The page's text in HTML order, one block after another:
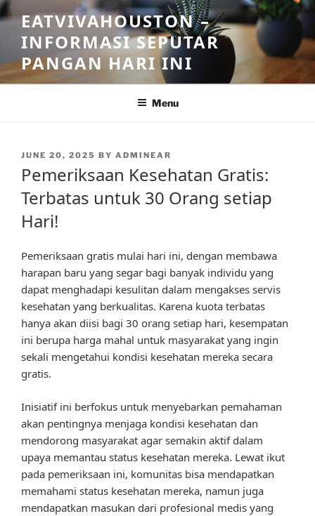
Skip
to
content
EATVIVAHOUSTON –
INFORMASI SEPUTAR
PANGAN HARI INI
Menu
POSTED
JUNE 20, 2025 BY ADMINEAR
Pemeriksaan Kesehatan Gratis:
Terbatas untuk 30 Orang setiap
Hari!
Pemeriksaan gratis mulai hari ini, dengan membawa
harapan baru yang segar bagi banyak individu yang
dapat menghadapi kesulitan dalam mengakses servis
kesehatan yang berkualitas. Karena kuota terbatas
hanya akan diisi bagi 30 orang setiap hari, kesempatan
ini berupa harga mahal untuk masyarakat yang ingin
sekali mengetahui kondisi kesehatan mereka secara
gratis.
Inisiatif ini berfokus untuk menyebarkan pemahaman
akan pentingnya menjaga kondisi kesehatan dan
mendorong masyarakat agar semakin aktif dalam
upaya memantau status kesehatan mereka. Lewat ikut
pada pemeriksaan ini, komunitas bisa mendapatkan
memahami status kesehatan mereka, namun juga
mendapatkan masukan dari profesional medis yang